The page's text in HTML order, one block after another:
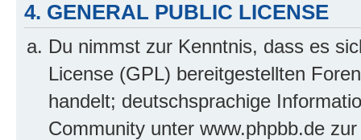
4. GENERAL PUBLIC LICENSE
Du nimmst zur Kenntnis, dass es
License (GPL) bereitgestellten
handelt; deutschsprachige
Community unter www.phpbb.de